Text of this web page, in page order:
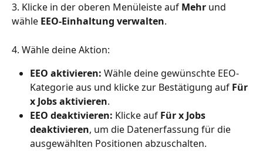
3. Klicke in der oberen Menüleiste auf Mehr und
wähle EEO-Einhaltung verwalten.
4. Wähle deine Aktion:
EEO aktivieren: Wähle deine gewünschte EEO-
Kategorie aus und klicke zur Bestätigung auf Für
x Jobs aktivieren.
EEO deaktivieren: Klicke auf Für x Jobs
deaktivieren, um die Datenerfassung für die
ausgewählten Positionen abzuschalten.